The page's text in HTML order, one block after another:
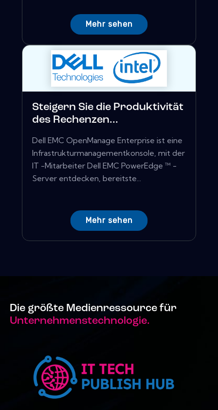
Mehr sehen
Steigern Sie die Produktivität
des Rechenzen...
Dell EMC OpenManage Enterprise ist eine
Infrastrukturmanagementkonsole, mit der
IT -Mitarbeiter Dell EMC PowerEdge ™ -
Server entdecken, bereitste...
Mehr sehen
Die größte Medienressource für
Unternehmenstechnologie.